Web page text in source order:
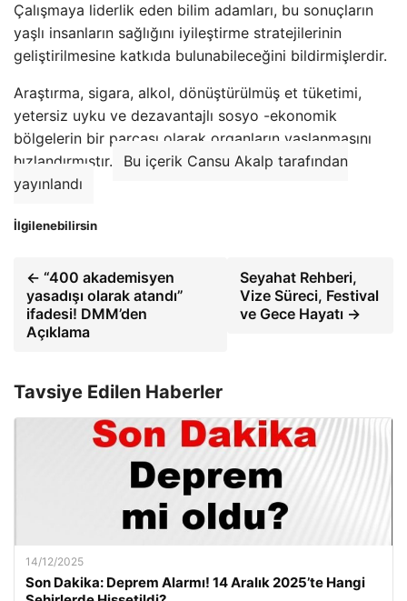
Çalışmaya liderlik eden bilim adamları, bu sonuçların
yaşlı insanların sağlığını iyileştirme stratejilerinin
geliştirilmesine katkıda bulunabileceğini bildirmişlerdir.
Araştırma, sigara, alkol, dönüştürülmüş et tüketimi,
yetersiz uyku ve dezavantajlı sosyo -ekonomik
bölgelerin bir parçası olarak organların yaşlanmasını
hızlandırmıştır.
Bu içerik Cansu Akalp tarafından
yayınlandı
İlgilenebilirsin
← “400 akademisyen
yasadışı olarak atandı”
ifadesi! DMM’den
Açıklama
Seyahat Rehberi,
Vize Süreci, Festival
ve Gece Hayatı →
Tavsiye Edilen Haberler
14/12/2025
Son Dakika: Deprem Alarmı! 14 Aralık 2025’te Hangi